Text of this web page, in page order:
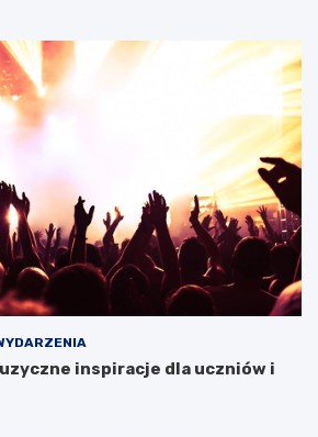
inspiracje dla uczniów i